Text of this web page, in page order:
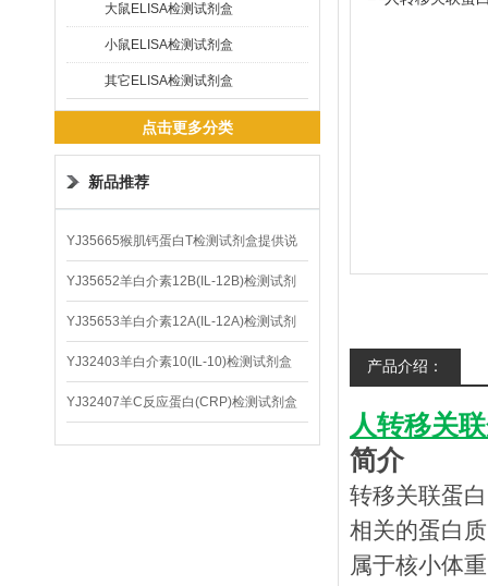
大鼠ELISA检测试剂盒
小鼠ELISA检测试剂盒
其它ELISA检测试剂盒
点击更多分类
新品推荐
YJ35665猴肌钙蛋白T检测试剂盒提供说
明书
YJ35652羊白介素12B(IL-12B)检测试剂
盒
YJ35653羊白介素12A(IL-12A)检测试剂
盒
YJ32403羊白介素10(IL-10)检测试剂盒
YJ32407羊C反应蛋白(CRP)检测试剂盒
产品介绍：
人转移关
简介
转移关联蛋
相关的蛋白
属于核小体